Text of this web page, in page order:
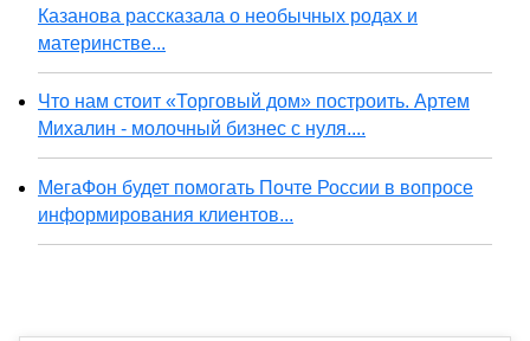
Казанова рассказала о необычных родах и
материнстве...
Что нам стоит «Торговый дом» построить. Артем
Михалин - молочный бизнес с нуля....
МегаФон будет помогать Почте России в вопросе
информирования клиентов...